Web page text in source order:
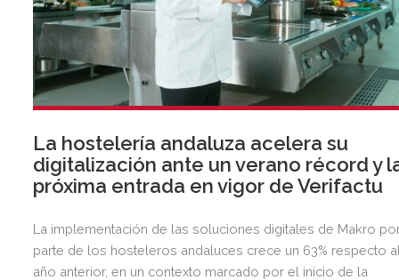
La hostelería andaluza acelera su
digitalización ante un verano récord y
próxima entrada en vigor de Verifactu
La implementación de las soluciones digitales de Makro
parte de los hosteleros andaluces crece un 63% respecto
año anterior, en un contexto marcado por el inicio de la